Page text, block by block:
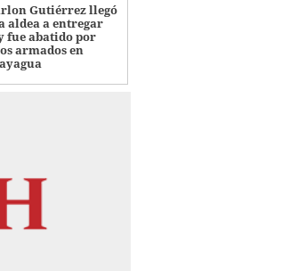
Gutiérrez llegó
aldea a entregar
fue abatido por
armados en